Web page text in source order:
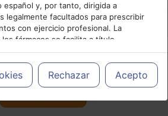
Cancelar
español y, por tanto, dirigida a
legalmente facultados para prescribir
con ejercicio profesional. La
fármacos se facilita a título
siendo responsabilidad de los
prescribir medicamentos y decidir, en
tratamiento más adecuado a las
Rechazar Acepto
|Trastornos del